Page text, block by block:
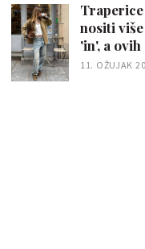
nositi
'in', a
11. OŽUJAK